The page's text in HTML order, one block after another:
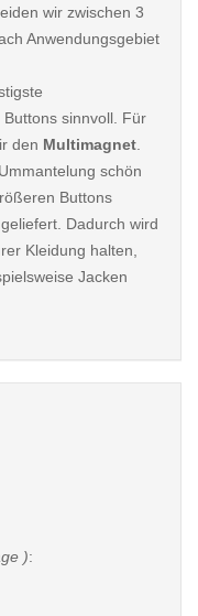
wir zwischen 3
Anwendungsgebiet
sinnvoll. Für
den Multimagnet
schön
Buttons
geliefert. Dadurch wird
Kleidung halten,
Jacken
):